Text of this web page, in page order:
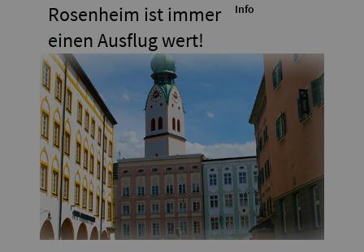
Rosenheim ist immer
einen Ausflug wert!
Info